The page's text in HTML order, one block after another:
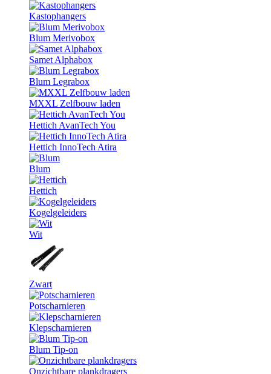
Kastophangers
Blum Merivobox
Samet Alphabox
Blum Legrabox
MXXL Zelfbouw laden
Hettich AvanTech You
Hettich InnoTech Atira
Blum
Hettich
Kogelgeleiders
Wit
Zwart
Potscharnieren
Klepscharnieren
Blum Tip-on
Onzichtbare plankdragers